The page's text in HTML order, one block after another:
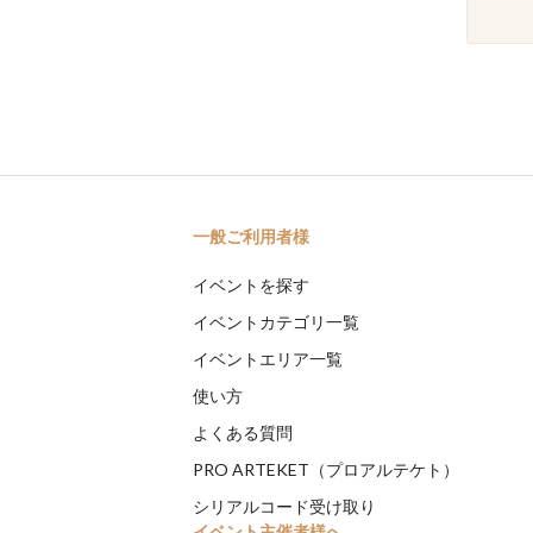
一般ご利用者様
イベントを探す
イベントカテゴリ一覧
イベントエリア一覧
使い方
よくある質問
PRO ARTEKET（プロアルテケト）
シリアルコード受け取り